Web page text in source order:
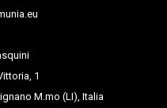
1
M.mo (LI), Italia